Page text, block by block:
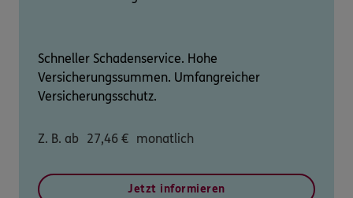
Schneller Schadenservice. Hohe
Versicherungssummen. Umfangreicher
Versicherungsschutz.
Z. B. ab 27,46 € monatlich
Jetzt informieren